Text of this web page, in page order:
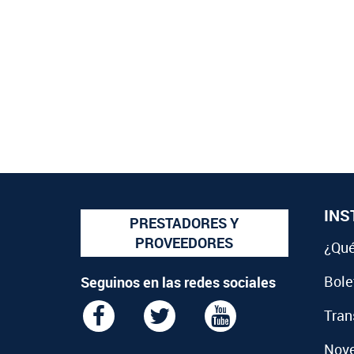
PRESTADORES Y
PROVEEDORES
Seguinos en las redes sociales